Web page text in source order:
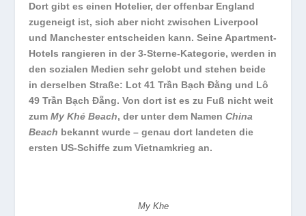
Dort gibt es einen Hotelier, der offenbar England
zugeneigt ist, sich aber nicht zwischen Liverpool
und Manchester entscheiden kann. Seine Apartment-
Hotels rangieren in der 3-Sterne-Kategorie, werden in
den sozialen Medien sehr gelobt und stehen beide
in derselben Straße: Lot 41 Trần Bạch Đằng und Lô
49 Trần Bạch Đẵng. Von dort ist es zu Fuß nicht weit
zumMy Khé Beach, der unter dem NamenChina
Beach bekannt wurde – genau dort landeten die
ersten US-Schiffe zum Vietnamkrieg an.
My Khe